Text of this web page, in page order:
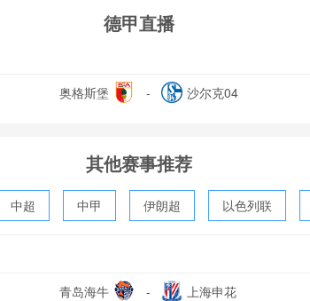
德甲直播
奥格斯堡 - 沙尔克04
其他赛事推荐
中超 中甲 伊朗超 以色列联
青岛海牛 - 上海申花